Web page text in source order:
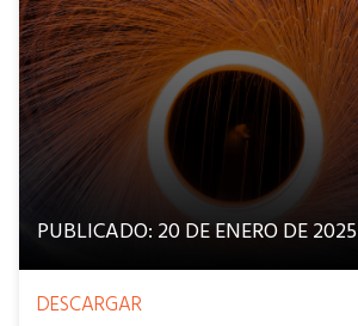
PUBLICADO: 20 DE ENERO DE 2025
DESCARGAR